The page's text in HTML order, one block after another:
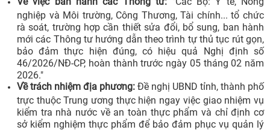
nghiệp và Môi trường, Công Thương, Tài chính... tổ chức
rà soát, trường hợp cần thiết sửa đổi, bổ sung, ban hành
mới các Thông tư hướng dẫn theo trình tự thủ tục rút gọn,
bảo đảm thực hiện đúng, có hiệu quả Nghị định số
46/2026/NĐ-CP, hoàn thành trước ngày 05 tháng 02 năm
2026."
Về trách nhiệm địa phương: Đề nghị UBND tỉnh, thành phố
trực thuộc Trung ương thực hiện ngay việc giao nhiệm vụ
kiểm tra nhà nước về an toàn thực phẩm và chỉ định cơ
sở kiểm nghiệm thực phẩm để bảo đảm phục vụ quản lý